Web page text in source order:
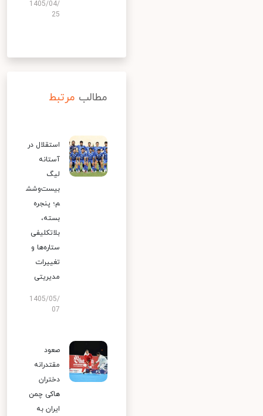
1405/04/
25
مطالب مرتبط
استقلال در
آستانه
لیگ
بیست‌وشش
م؛ پنجره
بسته،
بلاتکلیفی
ستاره‌ها و
تغییرات
مدیریتی
1405/05/
07
صعود
مقتدرانه
دختران
هاکی چمن
ایران به